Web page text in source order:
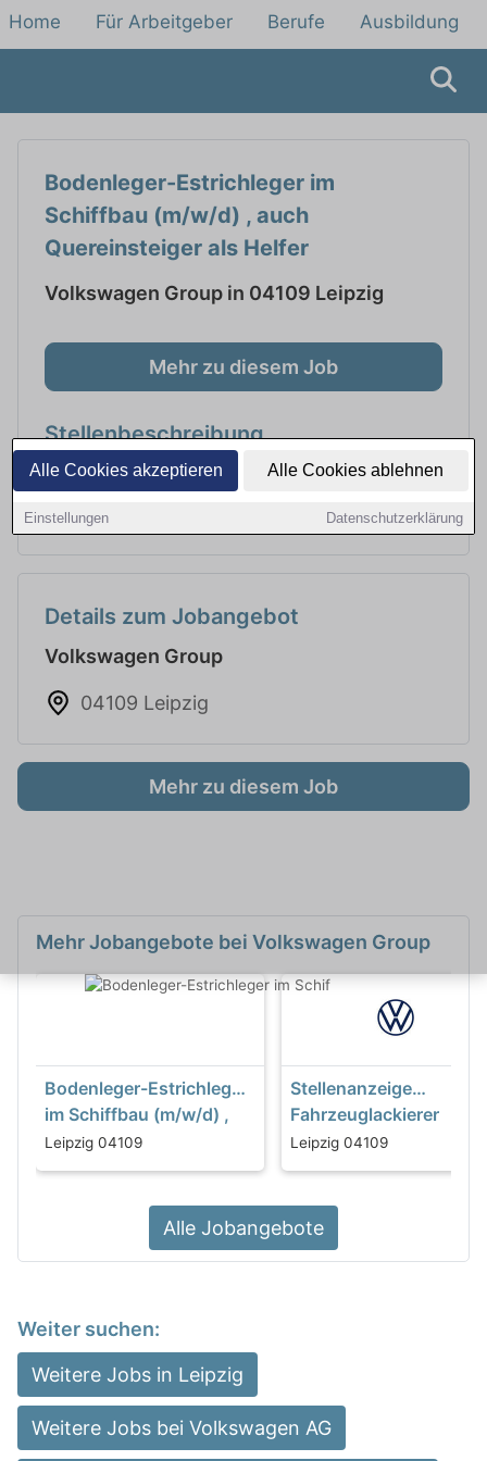
Alle Cookies akzeptieren Alle Cookies ablehnen
Einstellungen Datenschutzerklärung
Home Für Arbeitgeber Berufe Ausbildung
Bodenleger-Estrichleger im
Schiffbau (m/w/d) , auch
Quereinsteiger als Helfer
Volkswagen Group in 04109 Leipzig
Mehr zu diesem Job
Stellenbeschreibung
Bodenleger-Estrichleger im Schiffbau (m/w/d) ,
auch Quereinsteiger als Helfer
Details zum Jobangebot
Volkswagen Group
04109 Leipzig
Mehr zu diesem Job
Mehr Jobangebote bei Volkswagen Group
Bodenleger-Estrichleger
im Schiffbau (m/w/d) ,
auch Quereinsteiger als
Helfer
Leipzig 04109
Stellenanzeige
Fahrzeuglackierer
Leipzig 04109
Alle Jobangebote
Weiter suchen:
Weitere Jobs in Leipzig
Weitere Jobs bei Volkswagen AG